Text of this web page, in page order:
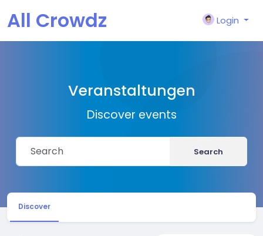
All Crowdz Login
Veranstaltungen
Discover events
Search
Discover